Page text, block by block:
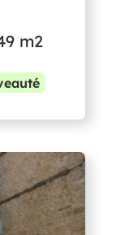
m2